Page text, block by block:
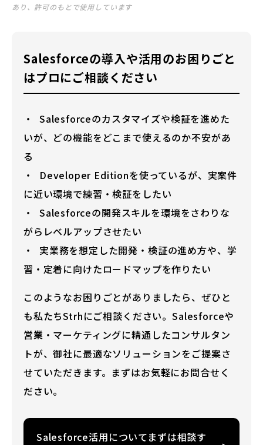
あり、許可のもとで使用しています
Salesforceの導入や活用のお困りごと
はプロにご相談ください
Salesforceのカスタマイズや検証を進めた
いが、どの機能をどこまで使えるのか不安があ
る
Developer Editionを使っているが、実案件
に近い環境で練習・検証をしたい
Salesforceの開発スキルを環境をさわりな
がらレベルアップさせたい
実業務を想定した開発・検証の進め方や、学
習・定着に向けたロードマップを作りたい
このようなお困りごとがありましたら、ぜひと
も私たちStrhにご相談ください。Salesforceや
営業・マーケティングに精通したコンサルタン
トが、御社に最適なソリューションをご提案さ
せていただきます。まずはお気軽にお問合せく
ださい。
Salesforce活用についてまずは相談す